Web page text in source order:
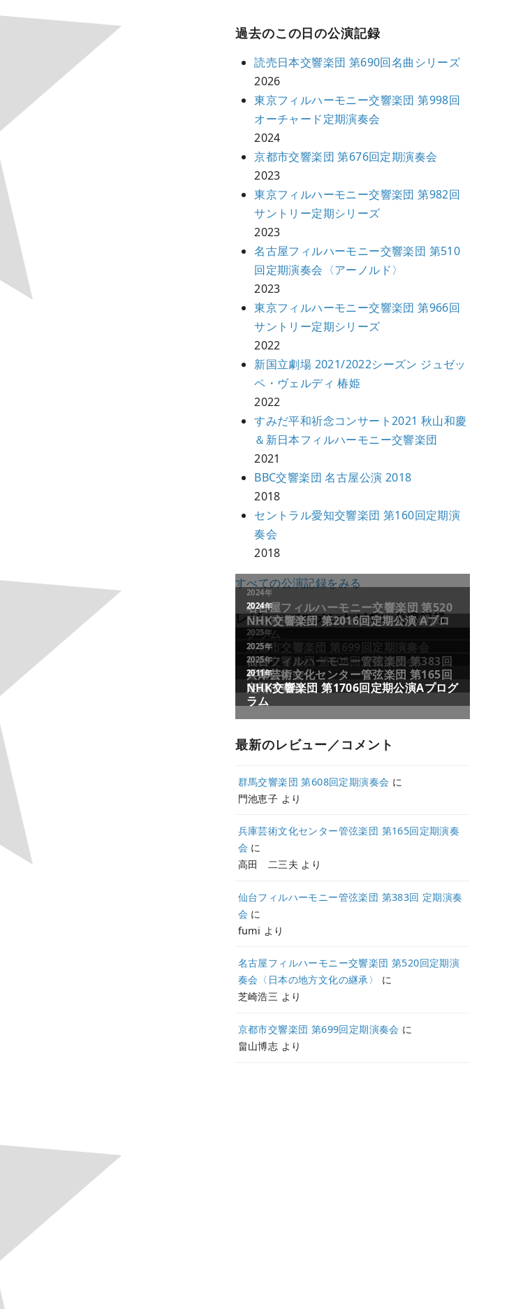
過去のこの日の公演記録
読売日本交響楽団 第690回名曲シリーズ
2026
東京フィルハーモニー交響楽団 第998回
オーチャード定期演奏会
2024
京都市交響楽団 第676回定期演奏会
2023
東京フィルハーモニー交響楽団 第982回
サントリー定期シリーズ
2023
名古屋フィルハーモニー交響楽団 第510
回定期演奏会〈アーノルド〉
2023
東京フィルハーモニー交響楽団 第966回
サントリー定期シリーズ
2022
新国立劇場 2021/2022シーズン ジュゼッ
ペ・ヴェルディ 椿姫
2022
すみだ平和祈念コンサート2021 秋山和慶
＆新日本フィルハーモニー交響楽団
2021
BBC交響楽団 名古屋公演 2018
2018
セントラル愛知交響楽団 第160回定期演
奏会
2018
すべての公演記録をみる
レビュー／コメントが多い公演記録
最新のレビュー／コメント
群馬交響楽団 第608回定期演奏会 に
門池恵子 より
兵庫芸術文化センター管弦楽団 第165回定期演奏
会 に
高田 二三夫 より
仙台フィルハーモニー管弦楽団 第383回 定期演奏
会 に
fumi より
名古屋フィルハーモニー交響楽団 第520回定期演
奏会〈日本の地方文化の継承〉
に
芝崎浩三 より
京都市交響楽団 第699回定期演奏会 に
畠山博志 より